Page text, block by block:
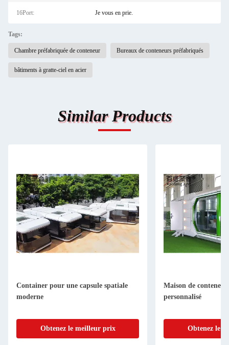
16Port: Je vous en prie.
Tags:
Chambre préfabriquée de conteneur Bureaux de conteneurs préfabriqués
bâtiments à gratte-ciel en acier
Similar Products
Container pour une capsule spatiale
moderne
Obtenez le meilleur prix
Maison de
personnalisé
Obtenez le